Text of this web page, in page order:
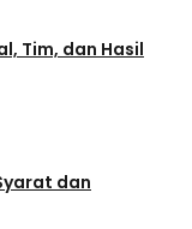
Tim, dan Hasil
dan